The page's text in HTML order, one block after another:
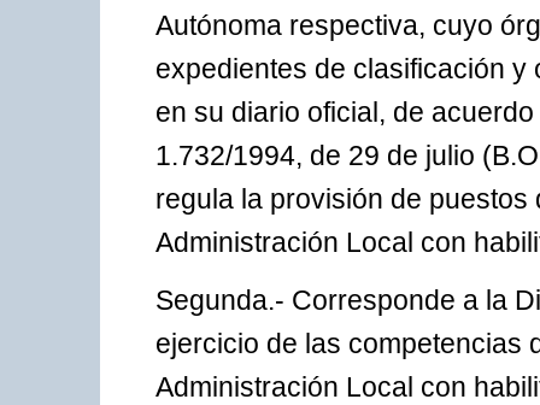
Autónoma respectiva, cuyo
expedientes de clasificación
en su diario oficial, de
1.732/1994, de 29 de julio
regula la provisión de
Administración Local con
Segunda.- Corresponde a la
ejercicio de las competencias
Administración Local con